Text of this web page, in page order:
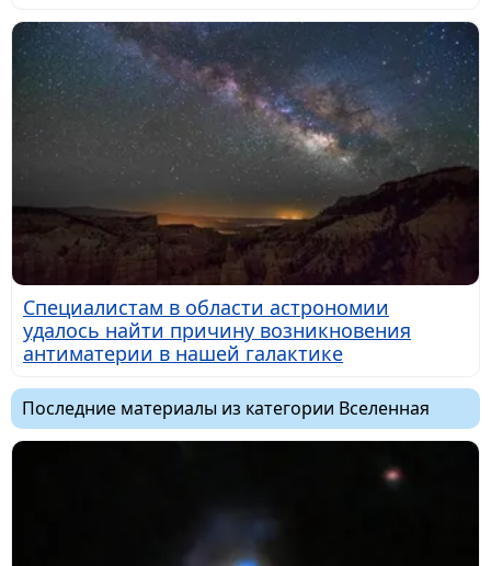
Специалистам в области астрономии
удалось найти причину возникновения
антиматерии в нашей галактике
Последние материалы из категории Вселенная